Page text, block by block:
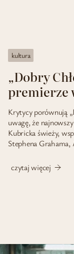
kultura
„Dobry
premierze
Krytycy porównują
uwagę, że
Kubricka świeży,
Stephena
czytaj więcej